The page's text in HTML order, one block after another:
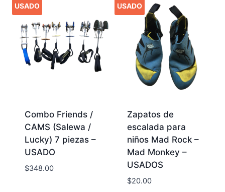
USADO
Combo Friends /
CAMS (Salewa /
Lucky) 7 piezas –
USADO
$348.00
USADO
Zapatos de
escalada para
niños Mad Rock –
Mad Monkey –
USADOS
$20.00